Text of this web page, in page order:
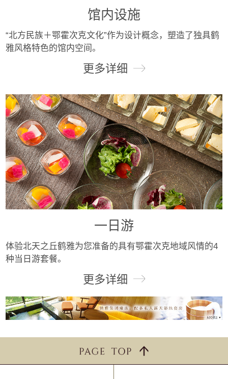
馆内设施
“北方民族＋鄂霍次克文化”作为设计概念，塑造了独具鹤
雅风格特色的馆内空间。
更多详细
一日游
体验北天之丘鹤雅为您准备的具有鄂霍次克地域风情的4
种当日游套餐。
更多详细